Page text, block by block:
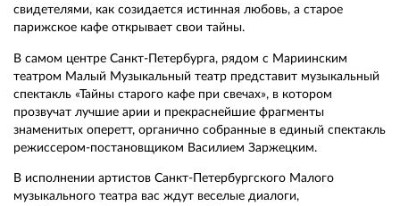
свидетелями, как созидается истинная любовь, а старое
парижское кафе открывает свои тайны.
В самом центре Санкт-Петербурга, рядом с Мариинским
театром Малый Музыкальный театр представит музыкальный
спектакль «Тайны старого кафе при свечах», в котором
прозвучат лучшие арии и прекраснейшие фрагменты
знаменитых оперетт, органично собранные в единый спектакль
режиссером-постановщиком Василием Заржецким.
В исполнении артистов Санкт-Петербургского Малого
музыкального театра вас ждут веселые диалоги,